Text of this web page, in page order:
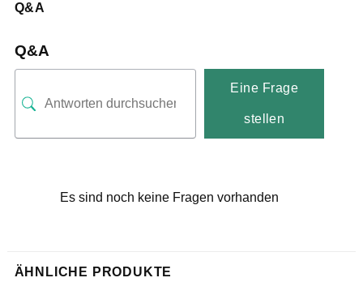
Q&A
Q&A
Eine Frage
stellen
Es sind noch keine Fragen vorhanden
ÄHNLICHE PRODUKTE